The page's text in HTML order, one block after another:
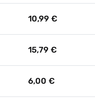
10,99 €
15,79 €
6,00 €